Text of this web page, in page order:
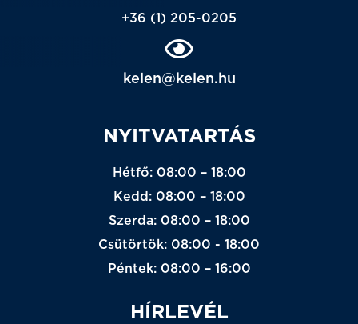
+36 (1) 205-0205
kelen@kelen.hu
NYITVATARTÁS
Hétfő: 08:00 – 18:00
Kedd: 08:00 – 18:00
Szerda: 08:00 – 18:00
Csütörtök: 08:00 - 18:00
Péntek: 08:00 – 16:00
HÍRLEVÉL